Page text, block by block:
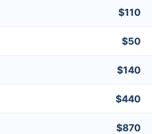
$110
$50
$140
$440
$870